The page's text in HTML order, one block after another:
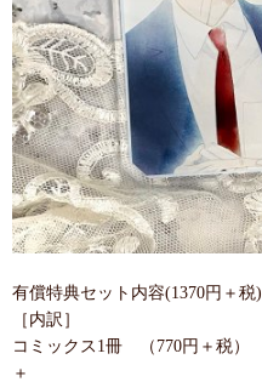
有償特典セット内容(1370円＋税)
［内訳］
コミックス1冊 （770円＋税）
＋